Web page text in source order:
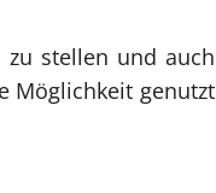
zu stellen und auch
Möglichkeit genutzt